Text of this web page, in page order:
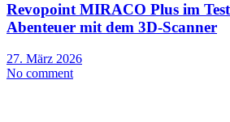
Revopoint MIRACO Plus im
Abenteuer mit dem 3D-Scanner
27. März 2026
No comment